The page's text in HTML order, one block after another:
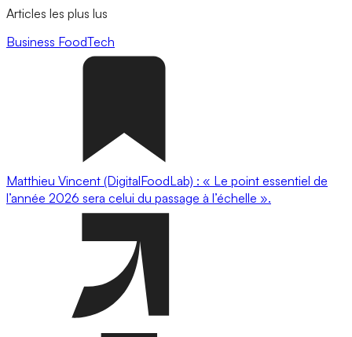
Articles les plus lus
Business FoodTech
Matthieu Vincent (DigitalFoodLab) : « Le point essentiel de
l’année 2026 sera celui du passage à l’échelle ».